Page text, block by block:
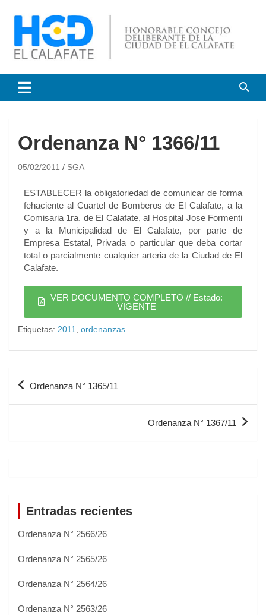
Honorable Concejo
Deliberante de El Calafate
Ordenanza N° 1366/11
05/02/2011 SGA
ESTABLECER la obligatoriedad de comunicar de forma
fehaciente al Cuartel de Bomberos de El Calafate, a la
Comisaria 1ra. de El Calafate, al Hospital Jose Formenti
y a la Municipalidad de El Calafate, por parte de
Empresa Estatal, Privada o particular que deba cortar
total o parcialmente cualquier arteria de la Ciudad de El
Calafate.
VER DOCUMENTO COMPLETO // Estado:
VIGENTE
Etiquetas: 2011 ordenanzas
Ordenanza N° 1365/11
Ordenanza N° 1367/11
Entradas recientes
Ordenanza N° 2566/26
Ordenanza N° 2565/26
Ordenanza N° 2564/26
Ordenanza N° 2563/26